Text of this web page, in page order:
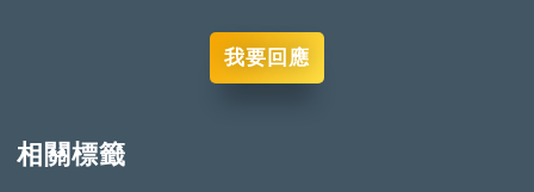
我要回應
相關標籤